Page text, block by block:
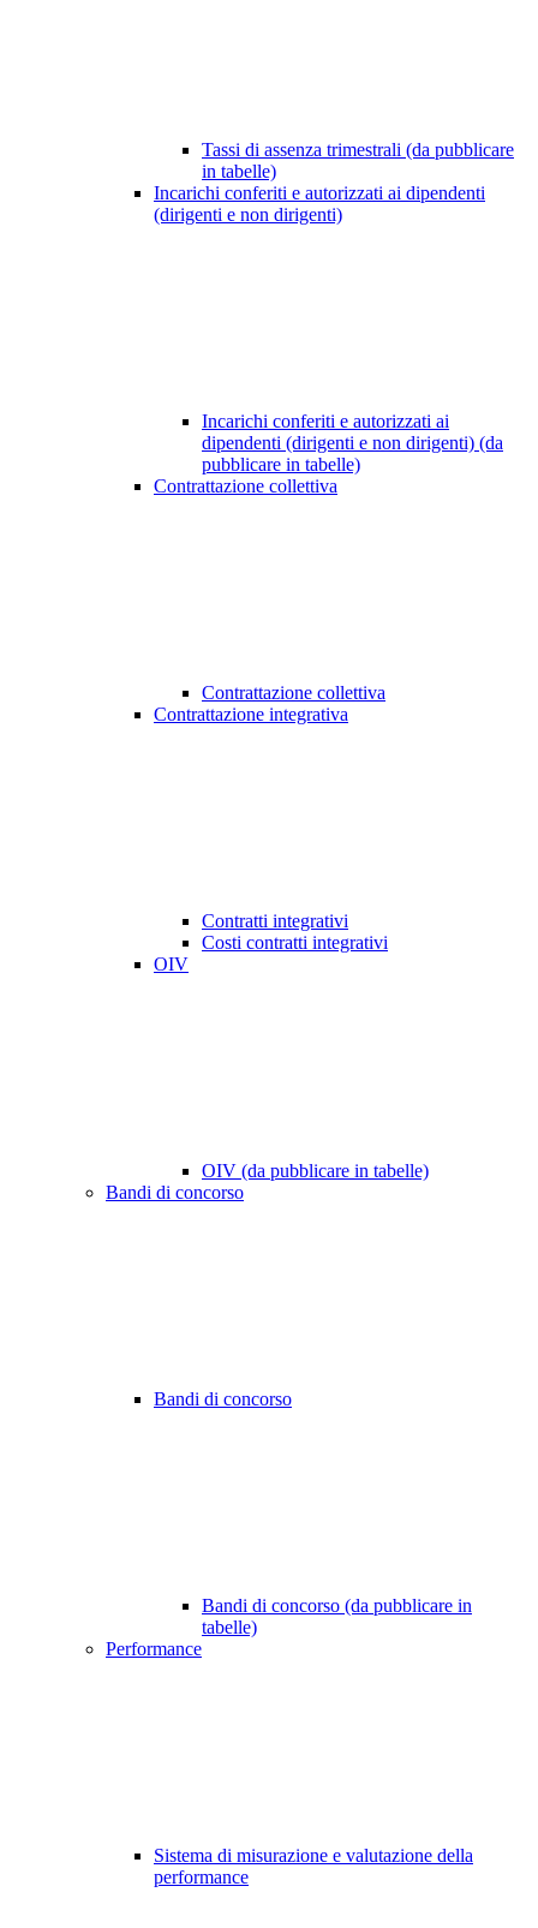
Tassi di assenza trimestrali (da pubblicare
in tabelle)
Incarichi conferiti e autorizzati ai dipendenti
(dirigenti e non dirigenti)
Incarichi conferiti e autorizzati ai
dipendenti (dirigenti e non dirigenti) (da
pubblicare in tabelle)
Contrattazione collettiva
Contrattazione collettiva
Contrattazione integrativa
Contratti integrativi
Costi contratti integrativi
OIV
OIV (da pubblicare in tabelle)
Bandi di concorso
Bandi di concorso
Bandi di concorso (da pubblicare in
tabelle)
Performance
Sistema di misurazione e valutazione della
performance